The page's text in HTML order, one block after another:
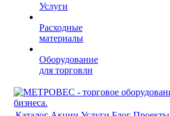
Услуги
Расходные
материалы
Оборудование
для торговли